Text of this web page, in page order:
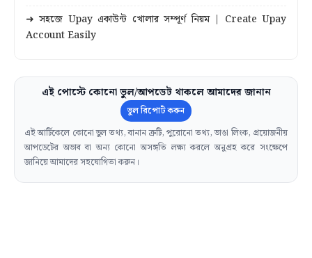
➜ সহজে Upay একাউন্ট খোলার সম্পূর্ণ নিয়ম | Create Upay
Account Easily
এই পোস্টে কোনো ভুল/আপডেট থাকলে আমাদের জানান
ভুল রিপোর্ট করুন
এই আর্টিকেলে কোনো ভুল তথ্য, বানান ত্রুটি, পুরোনো তথ্য, ভাঙা লিংক, প্রয়োজনীয়
আপডেটের অভাব বা অন্য কোনো অসঙ্গতি লক্ষ্য করলে অনুগ্রহ করে সংক্ষেপে
জানিয়ে আমাদের সহযোগিতা করুন।